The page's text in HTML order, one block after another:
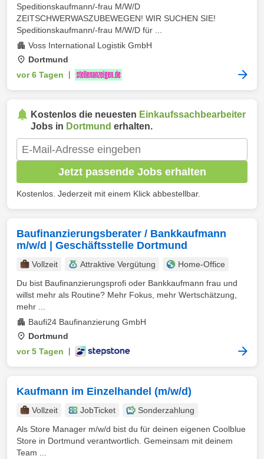
Speditionskaufmann/-frau M/W/D
ZEITSCHWERWASZUBEWEGEN! WIR SUCHEN SIE!
Speditionskaufmann/-frau M/W/D für ...
Voss International Logistik GmbH
Dortmund
vor 6 Tagen
Kostenlos die neuesten Einkaufssachbearbeiter
Jobs in Dortmund erhalten.
Jetzt passende Jobs erhalten
Kostenlos. Jederzeit mit einem Klick abbestellbar.
Baufinanzierungsberater / Bankkaufmann
m/w/d | Geschäftsstelle Dortmund
Vollzeit Attraktive Vergütung
Home-Office
Du bist Baufinanzierungsprofi oder Bankkaufmann frau und
willst mehr als Routine? Mehr Fokus, mehr Wertschätzung,
mehr ...
Baufi24 Baufinanzierung GmbH
Dortmund
vor 5 Tagen
Kaufmann im Einzelhandel (m/w/d)
Vollzeit JobTicket
Sonderzahlung
Als Store Manager m/w/d bist du für deinen eigenen Coolblue
Store in Dortmund verantwortlich. Gemeinsam mit deinem
Team ...